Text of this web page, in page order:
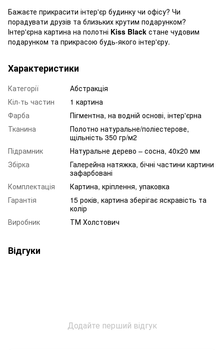
Бажаєте прикрасити інтер'єр будинку чи офісу? Чи
порадувати друзів та близьких крутим подарунком?
Інтер'єрна картина на полотні Kiss Black стане чудовим
подарунком та прикрасою будь-якого інтер'єру.
Характеристики
Категорії
Абстракція
Кіл-ть частин
1 картина
Фарба
Пігментна, на водній основі, інтер'єрна
Тканина
Полотно натуральне/поліестерове,
щільність 350 гр/м2
Підрамник
Натуральне дерево – сосна, 40x20 мм
Збірка
Галерейна натяжка, бічні частини картини
зафарбовані
Комплектація
Картина, кріплення, упаковка
Гарантія
15 років, картина зберігає яскравість та
колір
Виробник
ТМ Холстович
Відгуки
Додайте перший відгук